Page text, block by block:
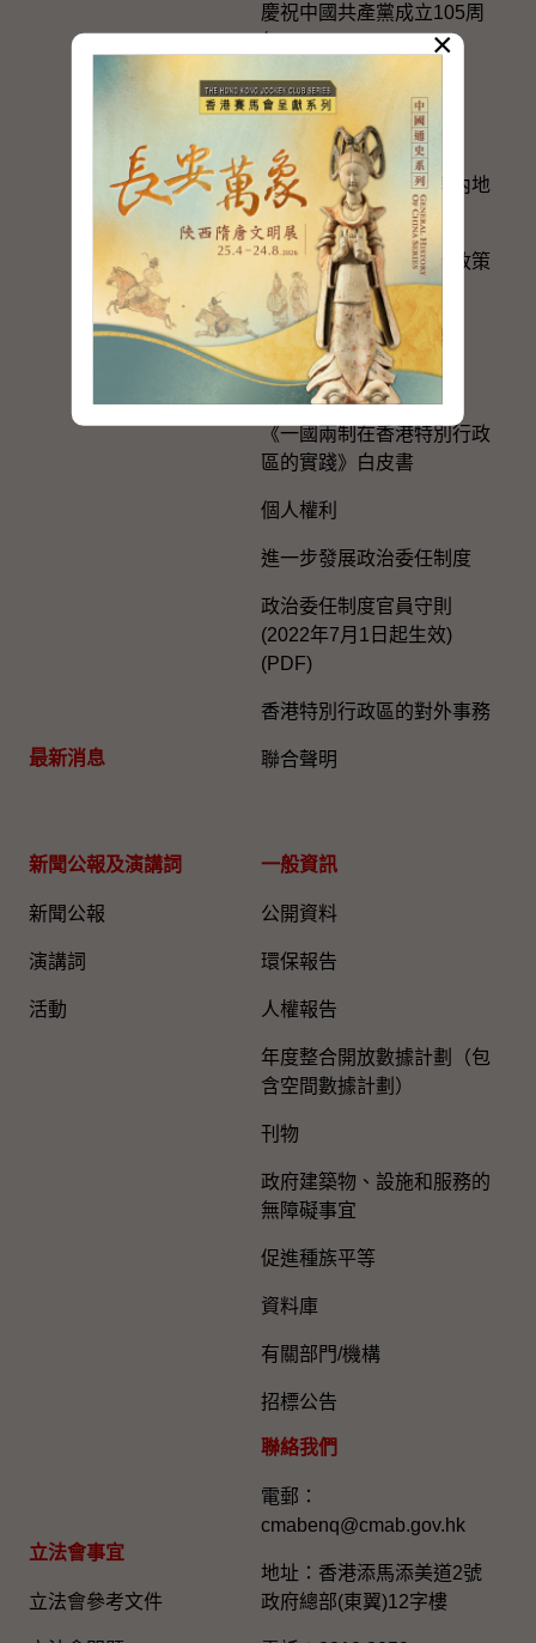
最新消息
慶祝中國共產黨成立105周
粵港澳大灣區建設
與內地區域合作
香港特別行政區政府與內地
的官方聯繫
便利港人在內地發展的政策
措施
在內地及台灣的辦事處
選舉事務
《一國兩制在香港特別行政
區的實踐》白皮書
個人權利
進一步發展政治委任制度
政治委任制度官員守則
(2022年7月1日起生效)
(PDF)
香港特別行政區的對外事務
聯合聲明
新聞公報及演講詞
新聞公報
演講詞
活動
立法會事宜
立法會參考文件
一般資訊​
公開資料
環保報告
人權報告
年度整合開放數據計劃（包
含空間數據計劃）
刊物
政府建築物、設施和服務的
無障礙事宜
促進種族平等
資料庫
有關部門/機構
招標公告
聯絡我們
電郵：
cmabenq@cmab.gov.hk​
地址：香港添馬添美道2號
政府總部(東翼)12字樓
×